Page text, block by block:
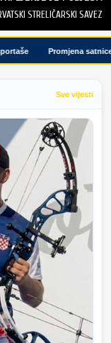
STRELIČARSKI SAVEZ
Promjena satnice
Sve vijesti